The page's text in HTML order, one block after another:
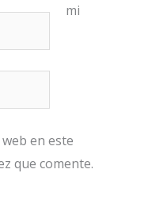
mi
en este
que comente.